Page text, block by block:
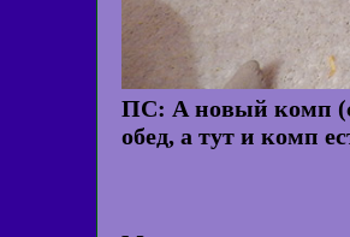
ПС: А новый комп
обед, а тут и комп